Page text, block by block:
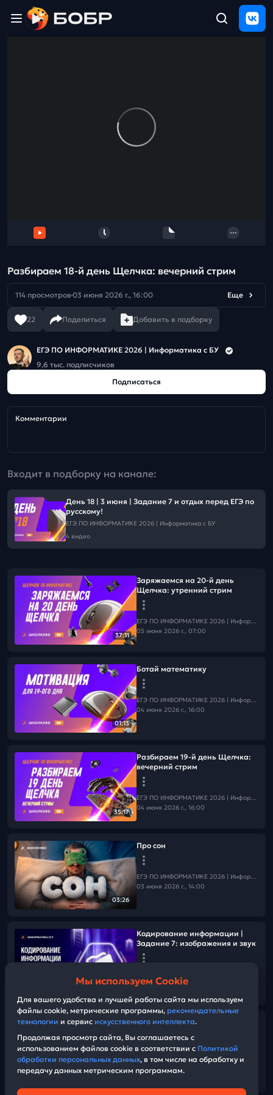
Разбираем 18-й день Щелчка: вечерний стрим
114 просмотров 03 июня 2026 г., 16:00 Еще
22 Поделиться Добавить в подборку
ЕГЭ ПО ИНФОРМАТИКЕ 2026 | Информатика с БУ
9,6 тыс. подписчиков
Подписаться
Комментарии
Входит в подборку на канале:
День 18 | 3 июня | Задание 7 и отдых перед ЕГЭ по
русскому!
ЕГЭ ПО ИНФОРМАТИКЕ 2026 | Информатика с БУ
4 видео
37:11
Заряжаемся на 20-й день
Щелчка: утренний стрим
ЕГЭ ПО ИНФОРМАТИКЕ 2026 | Информатика с БУ
05 июня 2026 г., 07:00
01:13
Ботай математику
ЕГЭ ПО ИНФОРМАТИКЕ 2026 | Информатика с БУ
04 июня 2026 г., 16:00
35:17
Разбираем 19-й день Щелчка:
вечерний стрим
ЕГЭ ПО ИНФОРМАТИКЕ 2026 | Информатика с БУ
04 июня 2026 г., 16:00
03:26
Про сон
ЕГЭ ПО ИНФОРМАТИКЕ 2026 | Информатика с БУ
03 июня 2026 г., 14:00
Кодирование информации |
Задание 7: изображения и звук
03 июня 2026 г., 07:00
Заряжаемся на 18-й день
03 июня 2026 г., 07:00
Мы используем Cookie
Для вашего удобства и лучшей работы сайта мы используем
файлы cookie, метрические программы, рекомендательные
технологии и сервис искусственного интеллекта.
Продолжая просмотр сайта, Вы соглашаетесь с
использованием файлов cookie в соответствии с Политикой
обработки персональных данных, в том числе на обработку и
передачу данных метрическим программам.